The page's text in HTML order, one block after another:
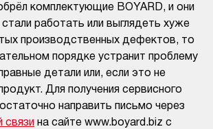
комплектующие BOYARD, и они
работать или выглядеть хуже
производственных дефектов, то
порядке устранит проблему
детали или, если это не
Для получения сервисного
направить письмо через
связи на сайте www.boyard.biz с